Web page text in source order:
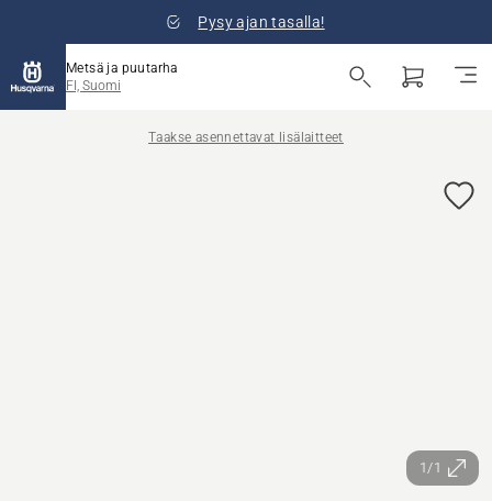
Pysy ajan tasalla!
Metsä ja puutarha
FI, Suomi
Taakse asennettavat lisälaitteet
1/1